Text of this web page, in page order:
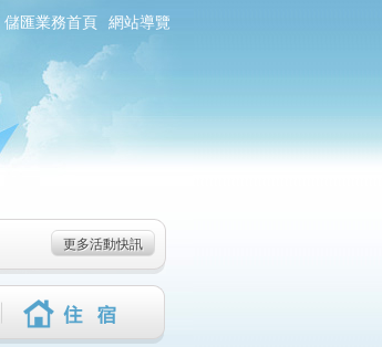
儲匯業務首頁 網站導覽
更多活動快訊